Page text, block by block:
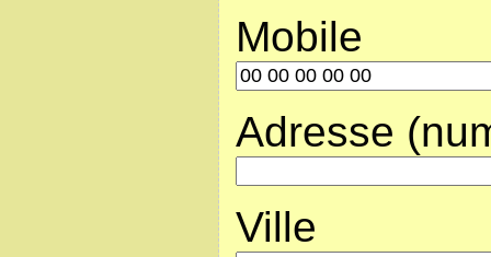
Mobile
Adresse
Ville